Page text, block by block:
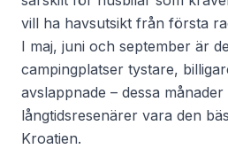
vill ha havsutsikt från första
I maj, juni och september är
campingplatser tystare,
avslappnade – dessa
långtidsresenärer vara den
Kroatien.